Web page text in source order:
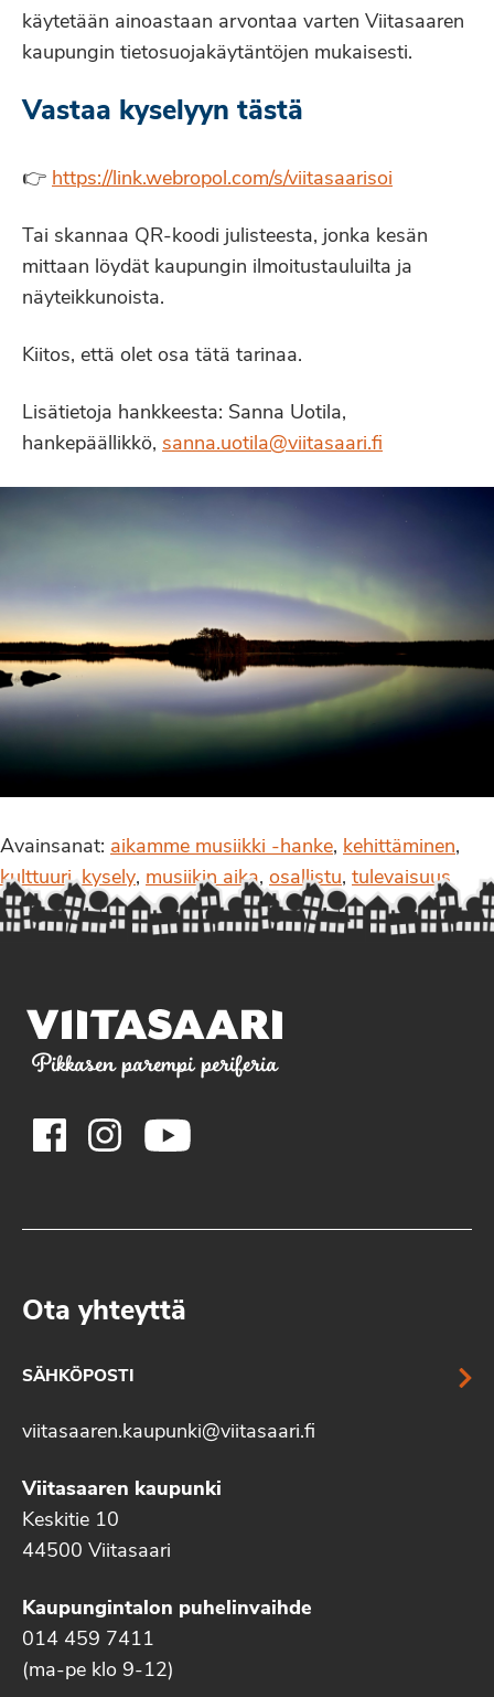
käytetään ainoastaan arvontaa varten Viitasaaren
kaupungin tietosuojakäytäntöjen mukaisesti.
Vastaa kyselyyn tästä
👉 https://link.webropol.com/s/viitasaarisoi
Tai skannaa QR-koodi julisteesta, jonka kesän
mittaan löydät kaupungin ilmoitustauluilta ja
näyteikkunoista.
Kiitos, että olet osa tätä tarinaa.
Lisätietoja hankkeesta: Sanna Uotila,
hankepäällikkö, sanna.uotila@viitasaari.fi
Avainsanat: aikamme musiikki -hanke, kehittäminen,
kulttuuri,kysely, musiikin aika, osallistu, tulevaisuus
Pikkasen parempi periferia
Ota yhteyttä
SÄHKÖPOSTI
viitasaaren.kaupunki@viitasaari.fi
Viitasaaren kaupunki
Keskitie 10
44500 Viitasaari
Kaupungintalon puhelinvaihde
014 459 7411
(ma-pe klo 9-12)